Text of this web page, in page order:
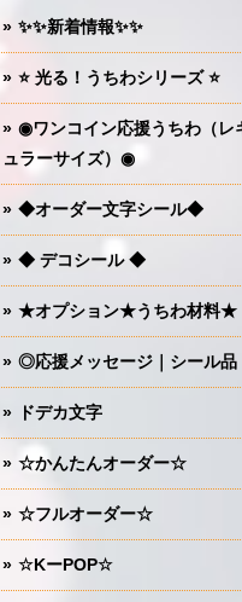
✨✨新着情報✨✨
⭐️ 光る！うちわシリーズ ⭐️
◉ワンコイン応援うちわ（レ
ュラーサイズ）◉
◆オーダー文字シール◆
◆ デコシール ◆
★オプション★うちわ材料★
◎応援メッセージ｜シール品
ドデカ文字
☆かんたんオーダー☆
☆フルオーダー☆
☆KーPOP☆